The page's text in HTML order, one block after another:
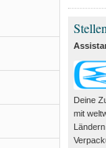
Deine
mit